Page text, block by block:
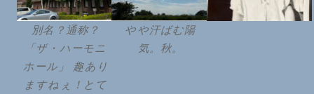
別名？通称？
「ザ・ハーモニ
ホール」 趣あり
ますねぇ！とて
やや汗ばむ陽
気。秋。